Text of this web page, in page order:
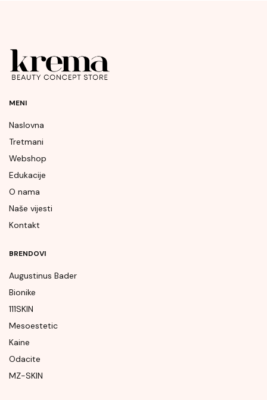
MENI
Naslovna
Tretmani
Webshop
Edukacije
O nama
Naše vijesti
Kontakt
BRENDOVI
Augustinus Bader
Bionike
111SKIN
Mesoestetic
Kaine
Odacite
MZ-SKIN